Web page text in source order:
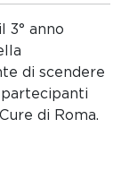
3° anno
di scendere
di Roma.